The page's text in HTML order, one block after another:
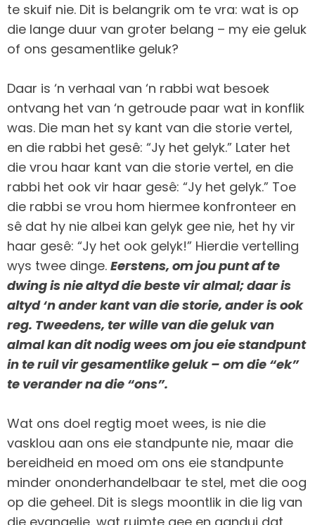
te skuif nie. Dit is belangrik om te vra: wat is op
die lange duur van groter belang – my eie geluk
of ons gesamentlike geluk?
Daar is ‘n verhaal van ‘n rabbi wat besoek
ontvang het van ‘n getroude paar wat in konflik
was. Die man het sy kant van die storie vertel,
en die rabbi het gesê: “Jy het gelyk.” Later het
die vrou haar kant van die storie vertel, en die
rabbi het ook vir haar gesê: “Jy het gelyk.” Toe
die rabbi se vrou hom hiermee konfronteer en
sê dat hy nie albei kan gelyk gee nie, het hy vir
haar gesê: “Jy het ook gelyk!” Hierdie vertelling
wys twee dinge. Eerstens, om jou punt af te
dwing is nie altyd die beste vir almal; daar is
altyd ‘n ander kant van die storie, ander is ook
reg. Tweedens, ter wille van die geluk van
almal kan dit nodig wees om jou eie standpunt
in te ruil vir gesamentlike geluk – om die “ek”
te verander na die “ons”.
Wat ons doel regtig moet wees, is nie die
vasklou aan ons eie standpunte nie, maar die
bereidheid en moed om ons eie standpunte
minder ononderhandelbaar te stel, met die oog
op die geheel. Dit is slegs moontlik in die lig van